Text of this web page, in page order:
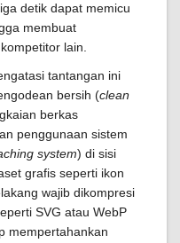
detik dapat memicu
membuat
lain.
tantangan ini
bersih (clean
berkas
penggunaan sistem
system) di sisi
grafis seperti ikon
wajib dikompresi
SVG atau WebP
mempertahankan